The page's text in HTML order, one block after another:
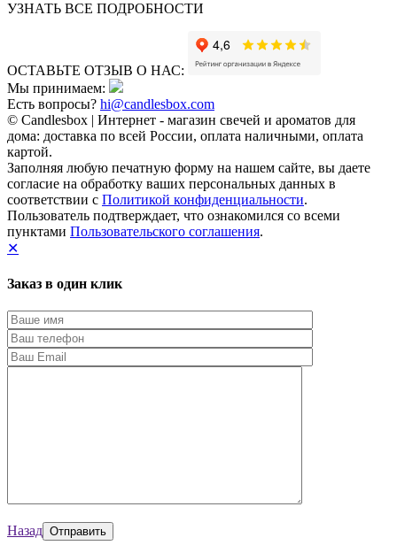
УЗНАТЬ ВСЕ ПОДРОБНОСТИ
ОСТАВЬТЕ ОТЗЫВ О НАС:
Мы принимаем:
Есть вопросы? hi@candlesbox.com
© Candlesbox | Интернет - магазин свечей и ароматов для
дома: доставка по всей России, оплата наличными, оплата
картой.
Заполняя любую печатную форму на нашем сайте, вы даете
согласие на обработку ваших персональных данных в
соответствии с Политикой конфиденциальности.
Пользователь подтверждает, что ознакомился со всеми
пунктами Пользовательского соглашения.
✕
Заказ в один клик
Назад